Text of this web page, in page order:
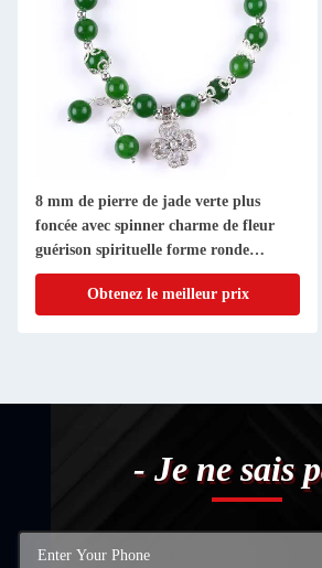
8 mm de pierre de jade verte plus
foncée avec spinner charme de fleur
guérison spirituelle forme ronde
bracelet à perles
Obtenez le meilleur prix
- Je ne sais